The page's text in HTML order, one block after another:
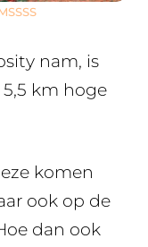
nam, is
km hoge
komen
ook op de
dan ook